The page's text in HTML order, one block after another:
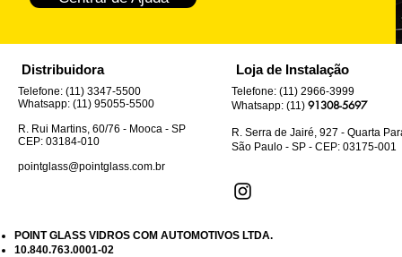
Distribuidora
Telefone: (11) 3347-5500
Whatsapp: (11) 95055-5500
R. Rui Martins, 60/76 - Mooca - SP
CEP: 03184-010
pointglass@pointglass.com.br
Loja de Instalação
Telefone: (11) 2966-3999
Whatsapp: (11) 91308-5697
R. Serra de Jairé, 927 - Quarta
São Paulo - SP - CEP: 03175-001
POINT GLASS VIDROS COM AUTOMOTIVOS LTDA.
10.840.763.0001-02